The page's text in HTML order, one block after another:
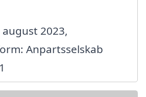
2023,
Anpartsselskab